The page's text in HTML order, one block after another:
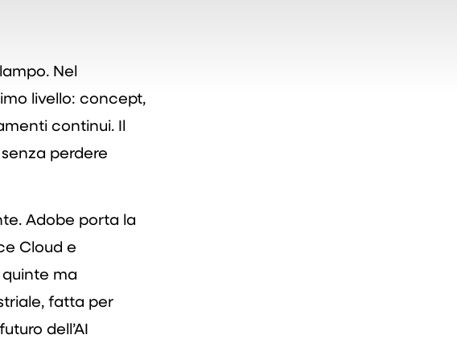
Nel
livello: concept,
continui. Il
perdere
Adobe porta la
Cloud e
ma
fatta per
dell’AI